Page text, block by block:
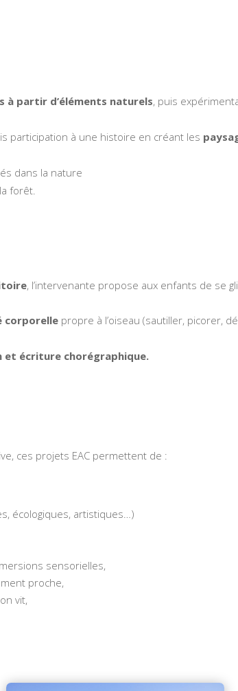
à partir d’éléments naturels, puis
participation à une histoire en créant les
dans la nature
forêt.
, l’intervenante propose aux enfants de se
corporelle propre à l’oiseau (sautiller, picorer,
et écriture chorégraphique.
ces projets EAC permettent de :
écologiques, artistiques…)
sensorielles,
proche,
vit,